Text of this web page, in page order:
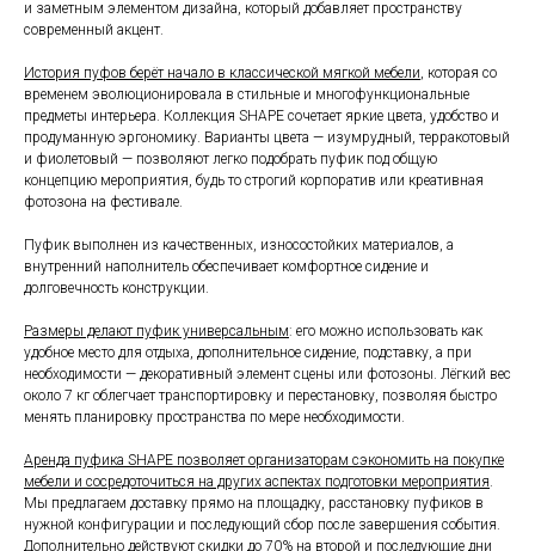
и заметным элементом дизайна, который добавляет пространству
современный акцент.
История пуфов берёт начало в классической мягкой мебели , которая со
временем эволюционировала в стильные и многофункциональные
предметы интерьера. Коллекция SHAPE сочетает яркие цвета, удобство и
продуманную эргономику. Варианты цвета — изумрудный, терракотовый
и фиолетовый — позволяют легко подобрать пуфик под общую
концепцию мероприятия, будь то строгий корпоратив или креативная
фотозона на фестивале.
Пуфик выполнен из качественных, износостойких материалов, а
внутренний наполнитель обеспечивает комфортное сидение и
долговечность конструкции.
Размеры делают пуфик универсальным: его можно использовать как
удобное место для отдыха, дополнительное сидение, подставку, а при
необходимости — декоративный элемент сцены или фотозоны. Лёгкий вес
около 7 кг облегчает транспортировку и перестановку, позволяя быстро
менять планировку пространства по мере необходимости.
Аренда пуфика SHAPE позволяет организаторам сэкономить на покупке
мебели и сосредоточиться на других аспектах подготовки мероприятия
Мы предлагаем доставку прямо на площадку, расстановку пуфиков в
нужной конфигурации и последующий сбор после завершения события.
Дополнительно действуют скидки до 70% на второй и последующие дни